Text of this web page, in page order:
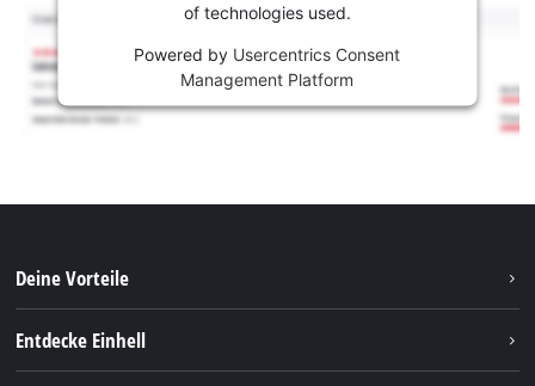
of technologies used.
Powered by Usercentrics Consent
Management Platform
Deine Vorteile
Entdecke Einhell